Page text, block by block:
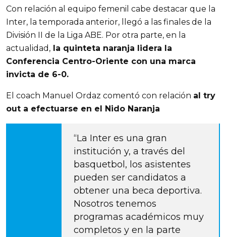
Con relación al equipo femenil cabe destacar que la
Inter, la temporada anterior, llegó a las finales de la
División II de la Liga ABE. Por otra parte, en la
actualidad, la quinteta naranja lidera la
Conferencia Centro-Oriente con una marca
invicta de 6-0.
El coach Manuel Ordaz comentó con relación al try
out a efectuarse en el Nido Naranja
“La Inter es una gran
institución y, a través del
basquetbol, los asistentes
pueden ser candidatos a
obtener una beca deportiva.
Nosotros tenemos
programas académicos muy
completos y en la parte